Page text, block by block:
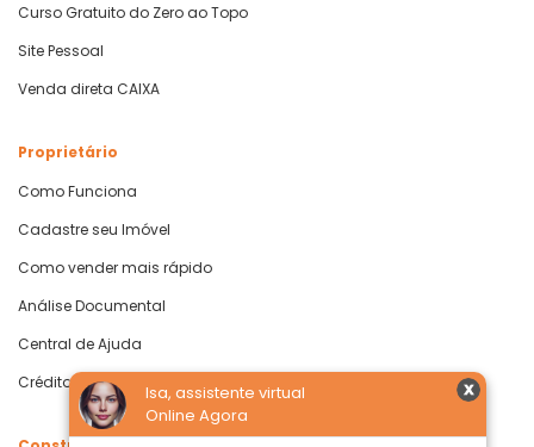
Isa, assistente virtual
Online Agora
Curso Gratuito do Zero ao Topo
Site Pessoal
Venda direta CAIXA
Proprietário
Como Funciona
Cadastre seu Imóvel
Como vender mais rápido
Análise Documental
Central de Ajuda
Crédito com Garantia de Imóvel